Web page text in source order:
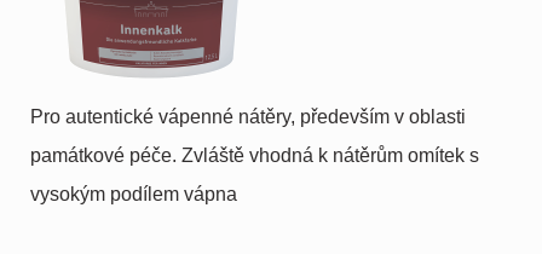
Pro autentické vápenné nátěry, především v oblasti
památkové péče. Zvláště vhodná k nátěrům omítek s
vysokým podílem vápna